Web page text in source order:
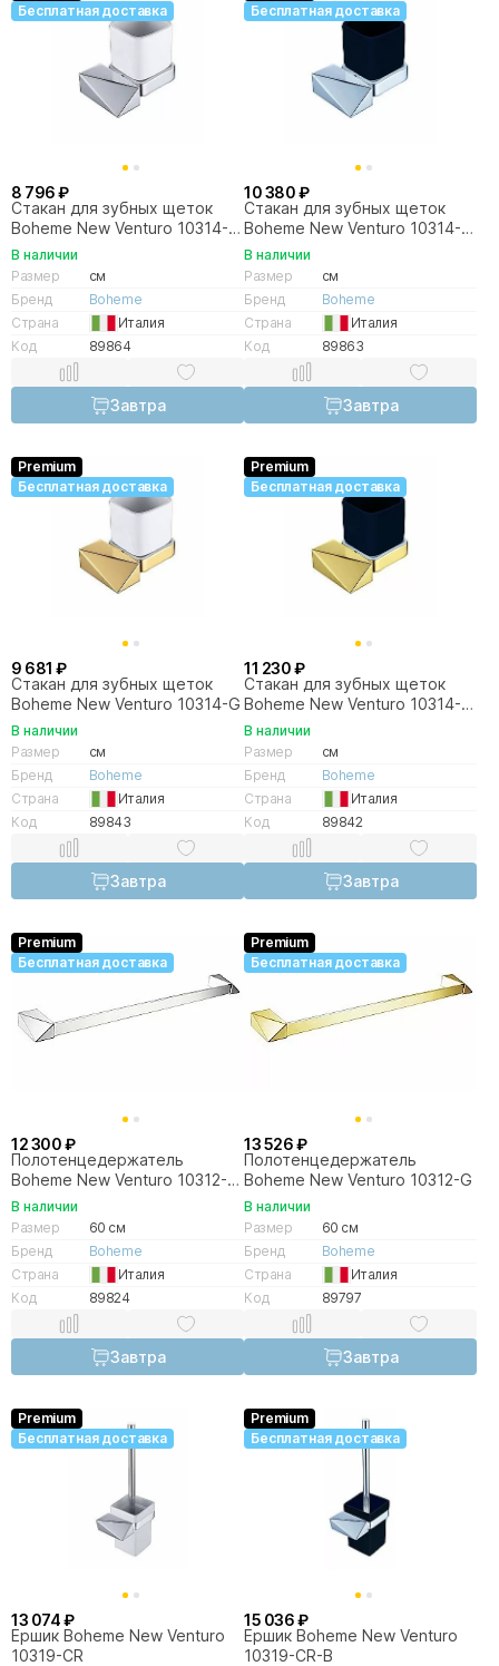
Бесплатная доставка
8 796 ₽
Стакан для зубных щеток
Boheme New Venturo 10314-
CR
В наличии
Размер
см
Бренд
Boheme
Страна
Италия
Код
89864
Завтра
Бесплатная доставка
10 380 ₽
Стакан для зубных щеток
Boheme New Venturo 10314-
CR-B
В наличии
Размер
см
Бренд
Boheme
Страна
Италия
Код
89863
Завтра
Premium
Бесплатная доставка
9 681 ₽
Стакан для зубных щеток
Boheme New Venturo 10314-G
В наличии
Размер
см
Бренд
Boheme
Страна
Италия
Код
89843
Завтра
Premium
Бесплатная доставка
11 230 ₽
Стакан для зубных щеток
Boheme New Venturo 10314-
G-B
В наличии
Размер
см
Бренд
Boheme
Страна
Италия
Код
89842
Завтра
Premium
Бесплатная доставка
12 300 ₽
Полотенцедержатель
Boheme New Venturo 10312-
CR
В наличии
Размер
60 см
Бренд
Boheme
Страна
Италия
Код
89824
Завтра
Premium
Бесплатная доставка
13 526 ₽
Полотенцедержатель
Boheme New Venturo 10312-G
В наличии
Размер
60 см
Бренд
Boheme
Страна
Италия
Код
89797
Завтра
Premium
Бесплатная доставка
13 074 ₽
Ершик Boheme New Venturo
10319-CR
Premium
Бесплатная доставка
15 036 ₽
Ершик Boheme New Venturo
10319-CR-B